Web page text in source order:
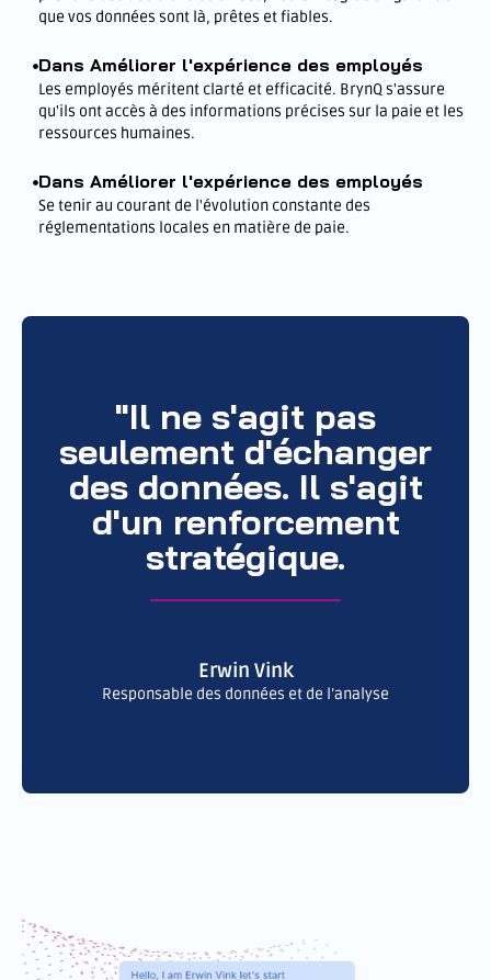
que vos données sont là, prêtes et fiables.
Dans Améliorer l'expérience des employés
Les employés méritent clarté et efficacité. BrynQ s'assure
qu'ils ont accès à des informations précises sur la paie et les
ressources humaines.
Dans Améliorer l'expérience des employés
Se tenir au courant de l'évolution constante des
réglementations locales en matière de paie.
"Il ne s'agit pas
seulement d'échanger
des données. Il s'agit
d'un renforcement
stratégique.
Erwin Vink
Responsable des données et de l’analyse